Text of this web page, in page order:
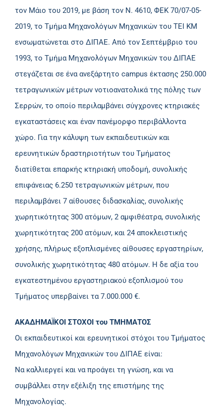
τον Μάιο του 2019, με βάση τον Ν. 4610, ΦΕΚ 70/07-05-
2019, το Τμήμα Μηχανολόγων Μηχανικών του ΤΕΙ ΚΜ
ενσωματώνεται στο ΔΙΠΑΕ. Από τον Σεπτέμβριο του
1993, το Τμήμα Μηχανολόγων Μηχανικών του ΔΙΠΑΕ
στεγάζεται σε ένα ανεξάρτητο campus έκτασης 250.000
τετραγωνικών μέτρων νοτιοανατολικά της πόλης των
Σερρών, το οποίο περιλαμβάνει σύγχρονες κτηριακές
εγκαταστάσεις και έναν πανέμορφο περιβάλλοντα
χώρο. Για την κάλυψη των εκπαιδευτικών και
ερευνητικών δραστηριοτήτων του Τμήματος
διατίθεται επαρκής κτηριακή υποδομή, συνολικής
επιφάνειας 6.250 τετραγωνικών μέτρων, που
περιλαμβάνει 7 αίθουσες διδασκαλίας, συνολικής
χωρητικότητας 300 ατόμων, 2 αμφιθέατρα, συνολικής
χωρητικότητας 200 ατόμων, και 24 αποκλειστικής
χρήσης, πλήρως εξοπλισμένες αίθουσες εργαστηρίων,
συνολικής χωρητικότητας 480 ατόμων. Η δε αξία του
εγκατεστημένου εργαστηριακού εξοπλισμού του
Τμήματος υπερβαίνει τα 7.000.000 €.
ΑΚΑΔΗΜΑΪΚΟΙ ΣΤΟΧΟΙ του ΤΜΗΜΑΤΟΣ
Οι εκπαιδευτικοί και ερευνητικοί στόχοι του Τμήματος
Μηχανολόγων Μηχανικών του ΔΙΠΑΕ είναι:
Να καλλιεργεί και να προάγει τη γνώση, και να
συμβάλλει στην εξέλιξη της επιστήμης της
Μηχανολογίας.